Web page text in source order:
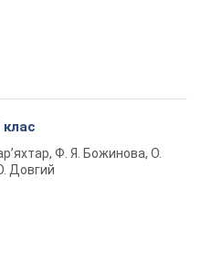
Ф. Я. Божинова, О.
Довгий